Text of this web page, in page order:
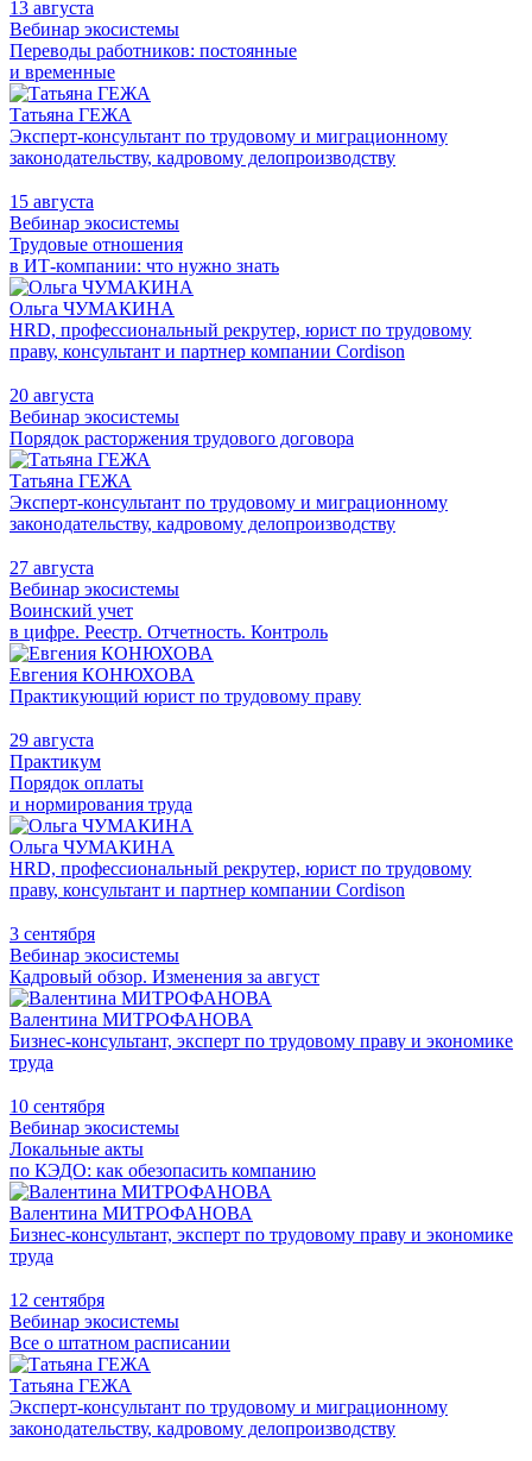
13 августа
Вебинар экосистемы
Переводы работников: постоянные
и временные
Татьяна ГЕЖА
Эксперт-консультант по трудовому и миграционному
законодательству, кадровому делопроизводству
15 августа
Вебинар экосистемы
Трудовые отношения
в ИТ-компании: что нужно знать
Ольга ЧУМАКИНА
HRD, профессиональный рекрутер, юрист по трудовому
праву, консультант и партнер компании Cordison
20 августа
Вебинар экосистемы
Порядок расторжения трудового договора
Татьяна ГЕЖА
Эксперт-консультант по трудовому и миграционному
законодательству, кадровому делопроизводству
27 августа
Вебинар экосистемы
Воинский учет
в цифре. Реестр. Отчетность. Контроль
Евгения КОНЮХОВА
Практикующий юрист по трудовому праву
29 августа
Практикум
Порядок оплаты
и нормирования труда
Ольга ЧУМАКИНА
HRD, профессиональный рекрутер, юрист по трудовому
праву, консультант и партнер компании Cordison
3 сентября
Вебинар экосистемы
Кадровый обзор. Изменения за август
Валентина МИТРОФАНОВА
Бизнес-консультант, эксперт по трудовому праву и экономике
труда
10 сентября
Вебинар экосистемы
Локальные акты
по КЭДО: как обезопасить компанию
Валентина МИТРОФАНОВА
Бизнес-консультант, эксперт по трудовому праву и экономике
труда
12 сентября
Вебинар экосистемы
Все о штатном расписании
Татьяна ГЕЖА
Эксперт-консультант по трудовому и миграционному
законодательству, кадровому делопроизводству